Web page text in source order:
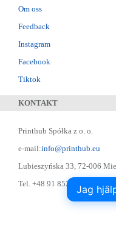
Om oss
Feedback
Instagram
Facebook
Tiktok
KONTAKT
Printhub Spółka z o. o.
e-mail:info@printhub.eu
Lubieszyńska 33, 72-006
Tel. +48 91 852 22 22 ;
Jag